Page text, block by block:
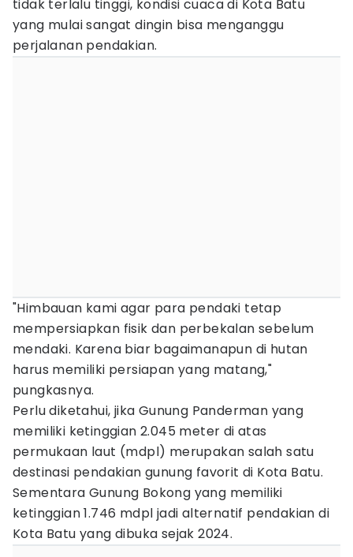
tidak terlalu tinggi, kondisi cuaca di Kota Batu
yang mulai sangat dingin bisa menganggu
perjalanan pendakian.
"Himbauan kami agar para pendaki tetap
mempersiapkan fisik dan perbekalan sebelum
mendaki. Karena biar bagaimanapun di hutan
harus memiliki persiapan yang matang,"
pungkasnya.
Perlu diketahui, jika Gunung Panderman yang
memiliki ketinggian 2.045 meter di atas
permukaan laut (mdpl) merupakan salah satu
destinasi pendakian gunung favorit di Kota Batu.
Sementara Gunung Bokong yang memiliki
ketinggian 1.746 mdpl jadi alternatif pendakian di
Kota Batu yang dibuka sejak 2024.